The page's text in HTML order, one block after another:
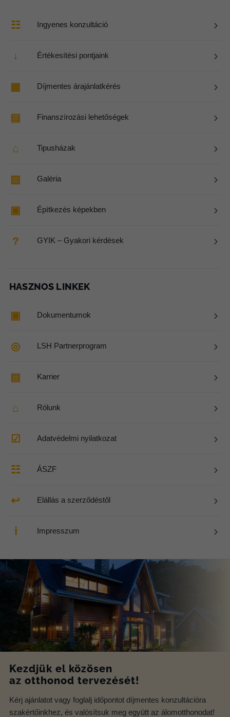
☷ Ingyenes konzultáció ›
↓ Értékesítési pontjaink ›
▦ Díjmentes árajánlatkérés ›
▤ Finanszírozási lehetőségek ›
⌂ Tipusházak ›
▧ Galéria ›
▣ Építkezés képekben ›
? GYIK – Gyakori kérdések ›
HASZNOS LINKEK
▣ Dokumentumok ›
◎ LSH Partnerprogram ›
▤ Karrier ›
⌂ Rólunk ›
☑ Adatvédelmi nyilatkozat ›
☷ ÁSZF ›
↩ Elállás a szerződéstől ›
ℹ Impresszum ›
Kezdjük el közösen
az otthonod tervezését!
Kérj ajánlatot vagy foglalj időpontot díjmentes konzultációra
szakértőinkhez, és valósítsuk meg együtt az álomotthonodat!